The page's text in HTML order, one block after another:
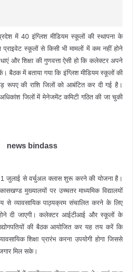
में 40 इंग्लिश मीडियम स्कूलों की स्थापना के
स्कूलों से किसी भी मामलों में कम नहीं होने
और शिक्षा की गुणवत्ता ऐसी हो कि कलेक्टर अपने
बैठक में बताया गया कि इंग्लिश मीडियम स्कूलों की
रूपए की राशि जिलों को आबंटित कर दी गई है।
जिलों में मेनेजमेंट कमिटी गठित की जा चुकी
news bindass
1 जुलाई से वर्चुअल क्लास शुरू करने की योजना है।
मुख्यालयों पर उच्चतर माध्यमिक विद्यालयों
व्यावसायिक पाठ्यक्रम संचालित करने के लिए
दी जाएगी। कलेक्टर आईटीआई और स्कूलों के
उद्योगपतियों की बैठक आयोजित कर यह तय करें कि
शिक्षा प्रारंभ करना उपयोगी होगा जिससे
मिल सके।